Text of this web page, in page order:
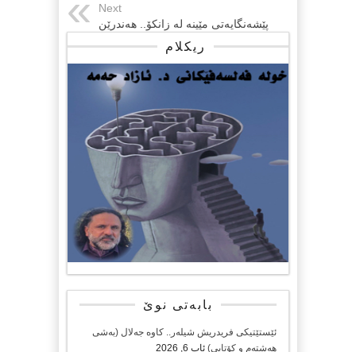
Next
پێشەنگایەتی مێینە لە زانکۆ.. ھەندرێن
ریکلام
بابەتی نوێ
ئێستێتیکی فریدریش شیلەر.. کاوە جەلال (بەشی
هەشتەم و کۆتایی) ئاب 6, 2026